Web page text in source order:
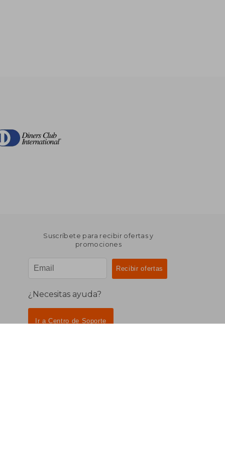
Suscríbete para recibir ofertas y
promociones
¿Necesitas ayuda?
Ir a Centro de Soporte